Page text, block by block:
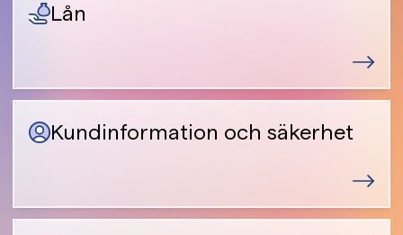
Lån
Kundinformation och säkerhet